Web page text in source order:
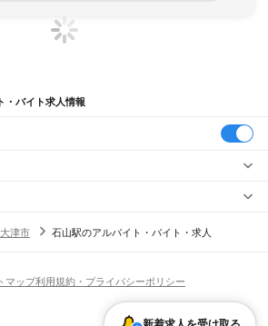
・バイト求人情報
虎姫駅河毛駅高月駅木ノ本駅 余呉駅
赤坂・米原)
皿洗い・洗い場精肉・鮮魚加工
大津市 石山駅のアルバイト・バイト・求人
マップ利用規約・プライバシーポリシー